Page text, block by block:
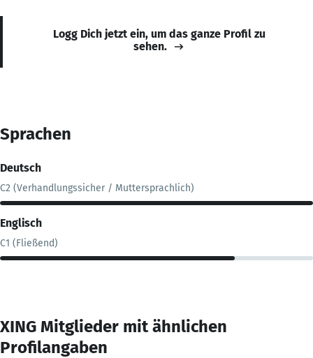
Logg Dich jetzt ein, um das ganze Profil zu
sehen.
Sprachen
Deutsch
C2 (Verhandlungssicher / Muttersprachlich)
Englisch
C1 (Fließend)
XING Mitglieder mit ähnlichen
Profilangaben